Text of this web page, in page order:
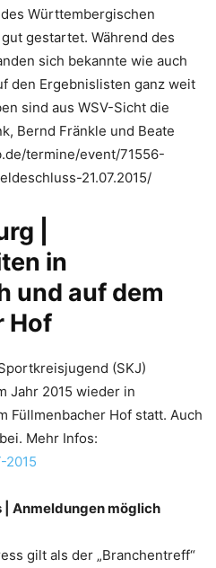
Württembergischen
gestartet. Während des
sich bekannte wie auch
den Ergebnislisten ganz weit
sind aus WSV-Sicht die
Bernd Fränkle und Beate
termine/event/71556-
21.07.2015/
|
in
und auf dem
Hof
(SKJ)
Jahr 2015 wieder in
Füllmenbacher Hof statt. Auch
Mehr Infos:
2015
Anmeldungen möglich
gilt als der „Branchentreff“